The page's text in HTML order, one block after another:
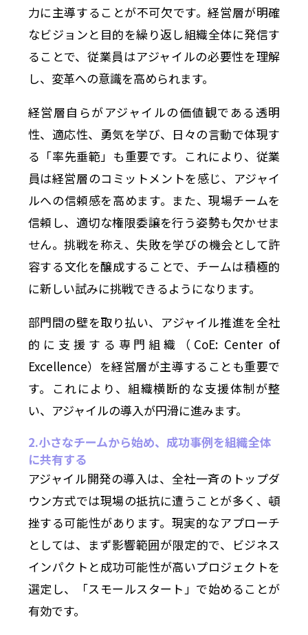
力に主導することが不可欠です。経営層が明確
なビジョンと目的を繰り返し組織全体に発信す
ることで、従業員はアジャイルの必要性を理解
し、変革への意識を高められます。
経営層自らがアジャイルの価値観である透明
性、適応性、勇気を学び、日々の言動で体現す
る「率先垂範」も重要です。これにより、従業
員は経営層のコミットメントを感じ、アジャイ
ルへの信頼感を高めます。また、現場チームを
信頼し、適切な権限委譲を行う姿勢も欠かせま
せん。挑戦を称え、失敗を学びの機会として許
容する文化を醸成することで、チームは積極的
に新しい試みに挑戦できるようになります。
部門間の壁を取り払い、アジャイル推進を全社
的に支援する専門組織（CoE: Center of
Excellence）を経営層が主導することも重要で
す。これにより、組織横断的な支援体制が整
い、アジャイルの導入が円滑に進みます。
2.小さなチームから始め、成功事例を組織全体
に共有する
アジャイル開発の導入は、全社一斉のトップダ
ウン方式では現場の抵抗に遭うことが多く、頓
挫する可能性があります。現実的なアプローチ
としては、まず影響範囲が限定的で、ビジネス
インパクトと成功可能性が高いプロジェクトを
選定し、「スモールスタート」で始めることが
有効です。